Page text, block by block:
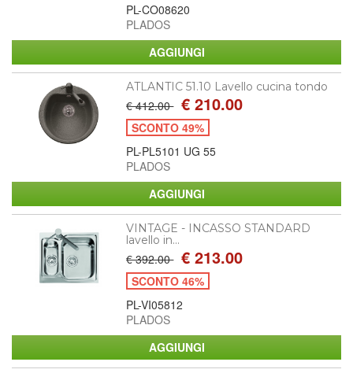
PL-CO08620
PLADOS
ATLANTIC 51.10 Lavello cucina tondo
€ 412.00 € 210.00
SCONTO 49%
PL-PL5101 UG 55
PLADOS
VINTAGE - INCASSO STANDARD
lavello in...
€ 392.00 € 213.00
SCONTO 46%
PL-VI05812
PLADOS